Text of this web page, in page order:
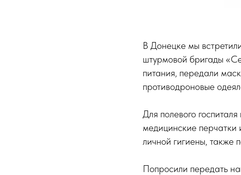
В Донецке мы
штурмовой бригады
питания, передали
противодроновые
Для полевого
медицинские перчатки
личной гигиены, также
Попросили передать